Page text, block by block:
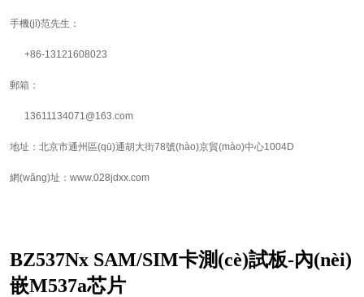
手機(jī)范先生：
+86-13121608023
郵箱：
13611134071@163.com
地址：北京市通州區(qū)通胡大街78號(hào)京貿(mào)中心1004D
網(wǎng)址：www.028jdxx.com
BZ537Nx SAM/SIM卡測(cè)試板-內(nèi)
嵌M537a芯片